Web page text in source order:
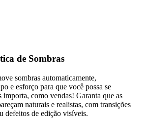
de Sombras
sombras automaticamente,
e esforço para que você possa se
importa, como vendas! Garanta que as
naturais e realistas, com transições
defeitos de edição visíveis.